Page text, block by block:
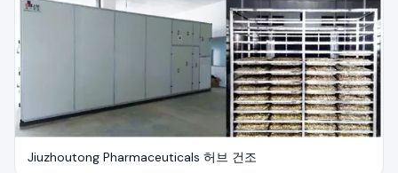
Jiuzhoutong Pharmaceuticals 허브 건조